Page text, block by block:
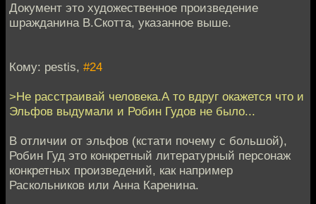
Документ это художественное произведение
шражданина В.Скотта, указанное выше.
Кому: pestis, #24
>Не расстраивай человека.А то вдруг окажется что и
Эльфов выдумали и Робин Гудов не было...
В отличии от эльфов (кстати почему с большой),
Робин Гуд это конкретный литературный персонаж
конкретных произведений, как например
Раскольников или Анна Каренина.